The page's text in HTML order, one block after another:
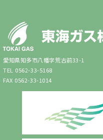
愛知県知多市八幡字荒古前33-1
TEL 0562-33-5168
FAX 0562-33-1014